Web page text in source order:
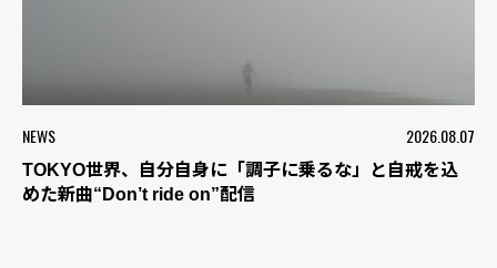
NEWS 2026.08.07
TOKYO世界、自分自身に「調子に乗るな」と自戒を込
めた新曲“Don’t ride on”配信